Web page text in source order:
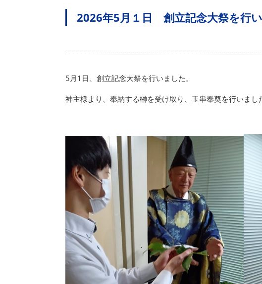
2026年5月１日 創立記念大祭を行い
5月1日、創立記念大祭を行いました。
神主様より、奉納する榊を受け取り、玉串奉奠を行いまし